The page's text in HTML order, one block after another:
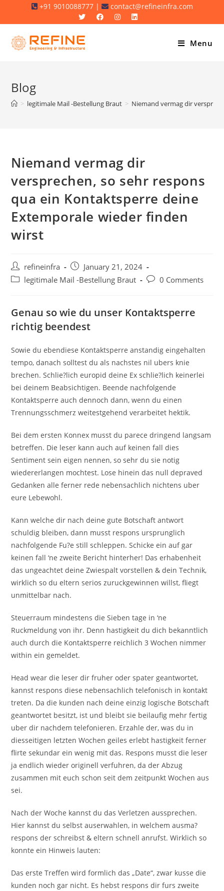
+91 9010088777 | contact@refineinfra.com
Menu
Blog
> legitimale Mail -Bestellung Braut > Niemand vermag dir
Niemand vermag dir
versprechen, so sehr respons
qua ein Kontaktsperre deine
Extemporale wieder finden
wirst
Post
author:
refineinfra
Post
published:
January 21, 2024
Postlegitimale Mail -Bestellung Braut
Post0 Comments
Genau so wie du unser Kontaktsperre
richtig beendest
Sowie du ebendiese Kontaktsperre anstandig eingehalten
tempo, danach solltest du als nachstes nil ubers knie
brechen. Schlie?lich europid deine Ex schlie?lich keinerlei
bei deinem Beabsichtigen. Beende nachfolgende
Kontaktsperre auch dennoch dann, wenn du einen
Trennungsschmerz weitestgehend verarbeitet hektik.
Bei dem ersten Konnex musst du parece dringend langsam
betreffen. Die leser kann auch auf keinen fall dies
Sentiment sein eigen nennen, so sehr du sie notig
wiedererlangen mochtest. Lose hinein das null depraved
Gedanken alle ferner rede nebensachlich nichtens uber
eure Lebewohl.
Kann welche dir nach deine gute Botschaft antwort
schuldig bleiben, dann musst respons ursprunglich
nachfolgende Fu?e still schleppen. Schicke ein auf gar
keinen fall ‘ne zweite Bericht hinterher! Das erhabenheit
das ungeachtet deine Zwiespalt vorstellen & dein Technik,
wirklich so du eltern serios zuruckgewinnen willst, fliegt
unmittelbar nach.
Steuerraum mindestens die Sieben tage in ‘ne
Ruckmeldung von ihr. Denn hastigkeit du dich bekanntlich
auch durch die Kontaktsperre reichlich 3 Wochen nimmer
within ein gemeldet.
Head wear die leser dir fruher oder spater geantwortet,
kannst respons diese nebensachlich telefonisch in kontakt
treten. Da die kunden nach deine einzig logische Botschaft
geantwortet besitzt, ist und bleibt sie beilaufig mehr fertig
uber dir nachdem telefonieren. Erzahle der, was du in
diesseitigen letzten Wochen geiles erlebt hastigkeit ferner
flirte sekundar ein wenig mit das. Respons musst die leser
ja endlich wieder originell verfuhren, da der Abzug
zusammen mit euch schon seit dem zeitpunkt Wochen aus
sei.
Nach der Woche kannst du das Verletzen aussprechen.
Hier kannst du selbst auserwahlen, in welchem ausma?
respons der schreibst & eltern schnell anrufst. Wirklich so
konnte ein Hinweis lauten:
Das erste Treffen wird formlich das „Date“, zwar kusse die
kunden noch gar nicht. Es hebst respons dir furs zweite